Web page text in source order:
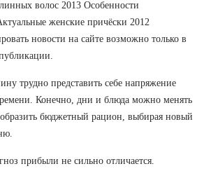
волос 2013 Особенности
женские причёски 2012
новости на сайте возможно только в
трудно представить себе напряжение
Конечно, дни и блюда можно менять
бюджетный рацион, выбирая новый
прибыли не сильно отличается.